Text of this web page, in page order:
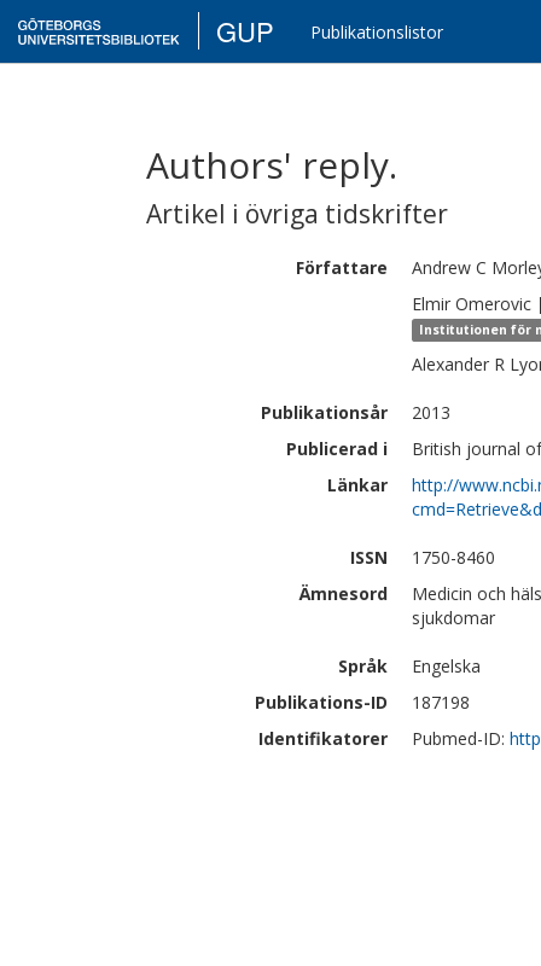
GUP Publikationslistor
Authors' reply.
Artikel i övriga tidskrifter
Författare Andrew C
Elmir Omerovic
Institutionen för
Alexander R
Publikationsår
2013
Publicerad i
British journal
Länkar
http://
ISSN
1750-8460
Ämnesord
Medicin och
sjukdomar
Språk
Engelska
Publikations-ID
187198
Identifikatorer
Pubmed-ID: